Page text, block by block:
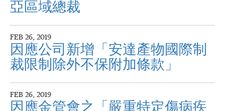
亞區域總裁
FEB 26, 2019
因應公司新增「安達產物國際制
裁限制除外不保附加條款」
FEB 26, 2019
因應金管會之「嚴重特定傷病疾